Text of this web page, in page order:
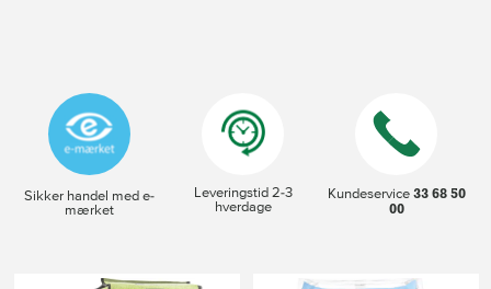
Sikker handel med e-
mærket
Leveringstid 2-3
hverdage
Kundeservice33 68 50
00